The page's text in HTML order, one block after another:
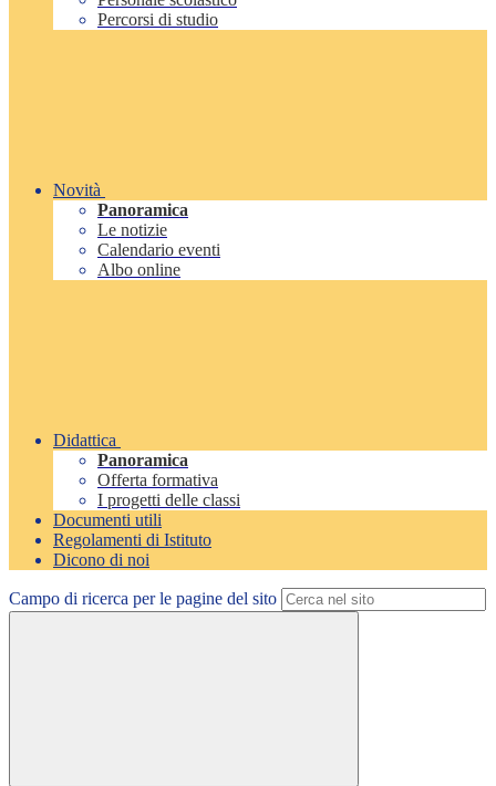
Percorsi di studio
Novità
Panoramica
Le notizie
Calendario eventi
Albo online
Didattica
Panoramica
Offerta formativa
I progetti delle classi
Documenti utili
Regolamenti di Istituto
Dicono di noi
Campo di ricerca per le pagine del sito